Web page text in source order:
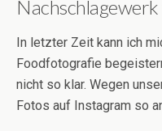
In letzter Zeit kann ich
Foodfotografie
nicht so klar. Wegen
Fotos auf Instagram so